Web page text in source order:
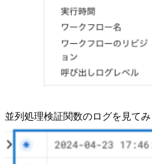
並列処理検証関数のログを見てみ